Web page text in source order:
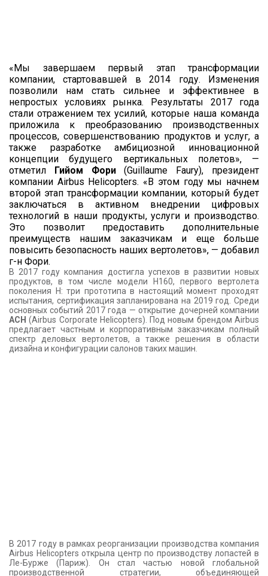
«Мы завершаем первый этап трансформации
компании, стартовавшей в 2014 году. Изменения
позволили нам стать сильнее и эффективнее в
непростых условиях рынка. Результаты 2017 года
стали отражением тех усилий, которые наша команда
приложила к преобразованию производственных
процессов, совершенствованию продуктов и услуг, а
также разработке амбициозной инновационной
концепции будущего вертикальных полетов», —
отметил Гийом Фори(Guillaume Faury), президент
компании Airbus Helicopters. «В этом году мы начнем
второй этап трансформации компании, который будет
заключаться в активном внедрении цифровых
технологий в наши продукты, услуги и производство.
Это позволит предоставить дополнительные
преимуществ нашим заказчикам и еще больше
повысить безопасность наших вертолетов», — добавил
г-н Фори.
В 2017 году компания достигла успехов в развитии новых
продуктов, в том числе модели H160, первого вертолета
поколения H: три прототипа в настоящий момент проходят
испытания, сертификация запланирована на 2019 год. Среди
основных событий 2017 года — открытие дочерней компании
ACH (Airbus Corporate Helicopters). Под новым брендом Airbus
предлагает частным и корпоративным заказчикам полный
спектр деловых вертолетов, а также решения в области
дизайна и конфигурации салонов таких машин.
В 2017 году в рамках реорганизации производства компания
Airbus Helicopters открыла центр по производству лопастей в
Ле-Бурже (Париж). Он стал частью новой глобальной
производственной стратегии, объединяющей